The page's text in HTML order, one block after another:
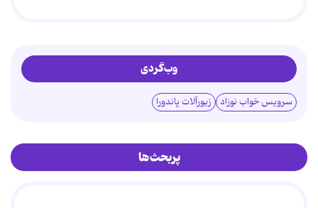
وب‌گردی
سرویس خواب نوزاد زیورآلات پاندورا
پربحث‌ها